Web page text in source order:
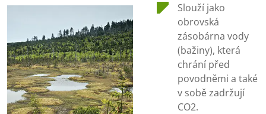
Slouží jako
obrovská
zásobárna vody
(bažiny), která
chrání před
povodněmi a také
v sobě zadržují
CO2.